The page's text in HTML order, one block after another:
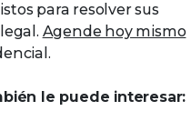
para resolver sus
Agende hoy mismo
le puede interesar: